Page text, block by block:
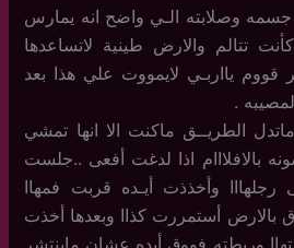
وصلابته الـي واضح انه يمارس
تتالم والارض طينية لاتساعدها
قووم يااربـي لايمووت علي هذا بعد
.
الطريــق ماكنت الا انها تمشي
بالافلااام اذا لدغت أفعى ..جلست
وأخذذت أيـده قربت فمهاا
بالارض أستمررت كذاا وبعدها أخذت
وربطته فووق أيده عشان ماينتشر